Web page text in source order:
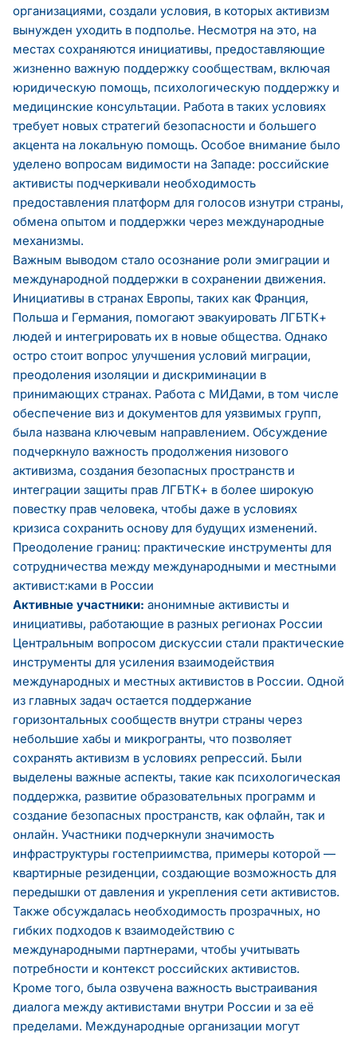
организациями, создали условия, в которых активизм
вынужден уходить в подполье. Несмотря на это, на
местах сохраняются инициативы, предоставляющие
жизненно важную поддержку сообществам, включая
юридическую помощь, психологическую поддержку и
медицинские консультации. Работа в таких условиях
требует новых стратегий безопасности и большего
акцента на локальную помощь. Особое внимание было
уделено вопросам видимости на Западе: российские
активисты подчеркивали необходимость
предоставления платформ для голосов изнутри страны,
обмена опытом и поддержки через международные
механизмы.
Важным выводом стало осознание роли эмиграции и
международной поддержки в сохранении движения.
Инициативы в странах Европы, таких как Франция,
Польша и Германия, помогают эвакуировать ЛГБТК+
людей и интегрировать их в новые общества. Однако
остро стоит вопрос улучшения условий миграции,
преодоления изоляции и дискриминации в
принимающих странах. Работа с МИДами, в том числе
обеспечение виз и документов для уязвимых групп,
была названа ключевым направлением. Обсуждение
подчеркнуло важность продолжения низового
активизма, создания безопасных пространств и
интеграции защиты прав ЛГБТК+ в более широкую
повестку прав человека, чтобы даже в условиях
кризиса сохранить основу для будущих изменений.
Преодоление границ: практические инструменты для
сотрудничества между международными и местными
активист:ками в России
Активные участники: анонимные активисты и
инициативы, работающие в разных регионах России
Центральным вопросом дискуссии стали практические
инструменты для усиления взаимодействия
международных и местных активистов в России. Одной
из главных задач остается поддержание
горизонтальных сообществ внутри страны через
небольшие хабы и микрогранты, что позволяет
сохранять активизм в условиях репрессий. Были
выделены важные аспекты, такие как психологическая
поддержка, развитие образовательных программ и
создание безопасных пространств, как офлайн, так и
онлайн. Участники подчеркнули значимость
инфраструктуры гостеприимства, примеры которой —
квартирные резиденции, создающие возможность для
передышки от давления и укрепления сети активистов.
Также обсуждалась необходимость прозрачных, но
гибких подходов к взаимодействию с
международными партнерами, чтобы учитывать
потребности и контекст российских активистов.
Кроме того, была озвучена важность выстраивания
диалога между активистами внутри России и за её
пределами. Международные организации могут